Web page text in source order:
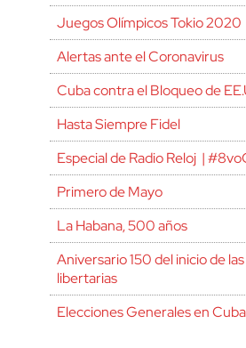
Juegos Olímpicos Tokio 2020
Alertas ante el Coronavirus
Cuba contra el Bloqueo de
Hasta Siempre Fidel
Especial de Radio Reloj |
Primero de Mayo
La Habana, 500 años
Aniversario 150 del inicio de
libertarias
Elecciones Generales en Cuba